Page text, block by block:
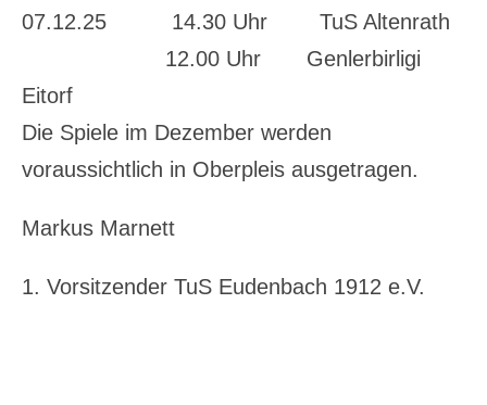
07.12.25 14.30 Uhr TuS Altenrath
12.00 Uhr Genlerbirligi
Eitorf
Die Spiele im Dezember werden
voraussichtlich in Oberpleis ausgetragen.
Markus Marnett
1. Vorsitzender TuS Eudenbach 1912 e.V.